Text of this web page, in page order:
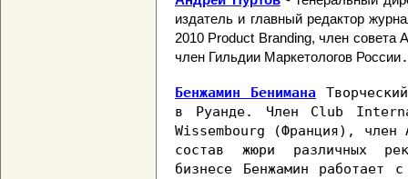
издатель и главный редактор
2010 Product Branding, член совета
член Гильдии Маркетологов России.
Бенжамин Бенимана
в Руанде. Член Club
Wissembourg (Франция), член
состав жюри различных
бизнесе Бенжамин работает